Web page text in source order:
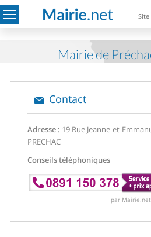
Mairie de
Contact
Adresse : 19 Rue Jeanne-et-
PRECHAC
Conseils téléphoniques
par Mairie.net